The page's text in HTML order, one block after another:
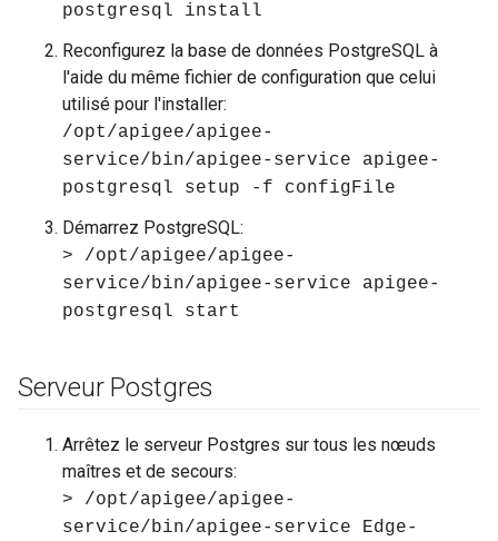
postgresql install
Reconfigurez la base de données PostgreSQL à
l'aide du même fichier de configuration que celui
utilisé pour l'installer:
/opt/apigee/apigee-
service/bin/apigee-service apigee-
postgresql setup -f configFile
Démarrez PostgreSQL:
> /opt/apigee/apigee-
service/bin/apigee-service apigee-
postgresql start
Serveur Postgres
Arrêtez le serveur Postgres sur tous les nœuds
maîtres et de secours:
> /opt/apigee/apigee-
service/bin/apigee-service Edge-